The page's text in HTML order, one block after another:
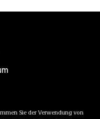
Sie der Verwendung von